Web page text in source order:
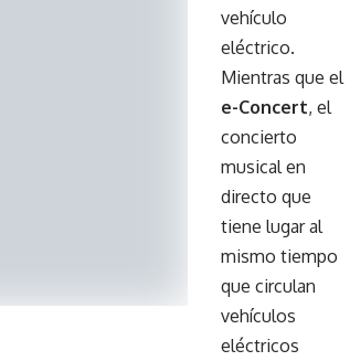
vehículo
eléctrico.
Mientras que el
e-Concert, el
concierto
musical en
directo que
tiene lugar al
mismo tiempo
que circulan
vehículos
eléctricos